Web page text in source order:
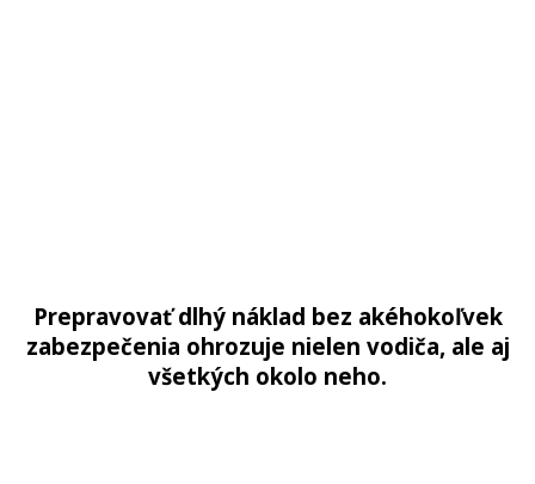
Prepravovať dlhý náklad bez akéhokoľvek
zabezpečenia ohrozuje nielen vodiča, ale aj
všetkých okolo neho.